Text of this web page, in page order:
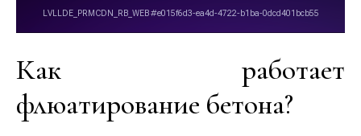
Как работает
флюатирование бетона?